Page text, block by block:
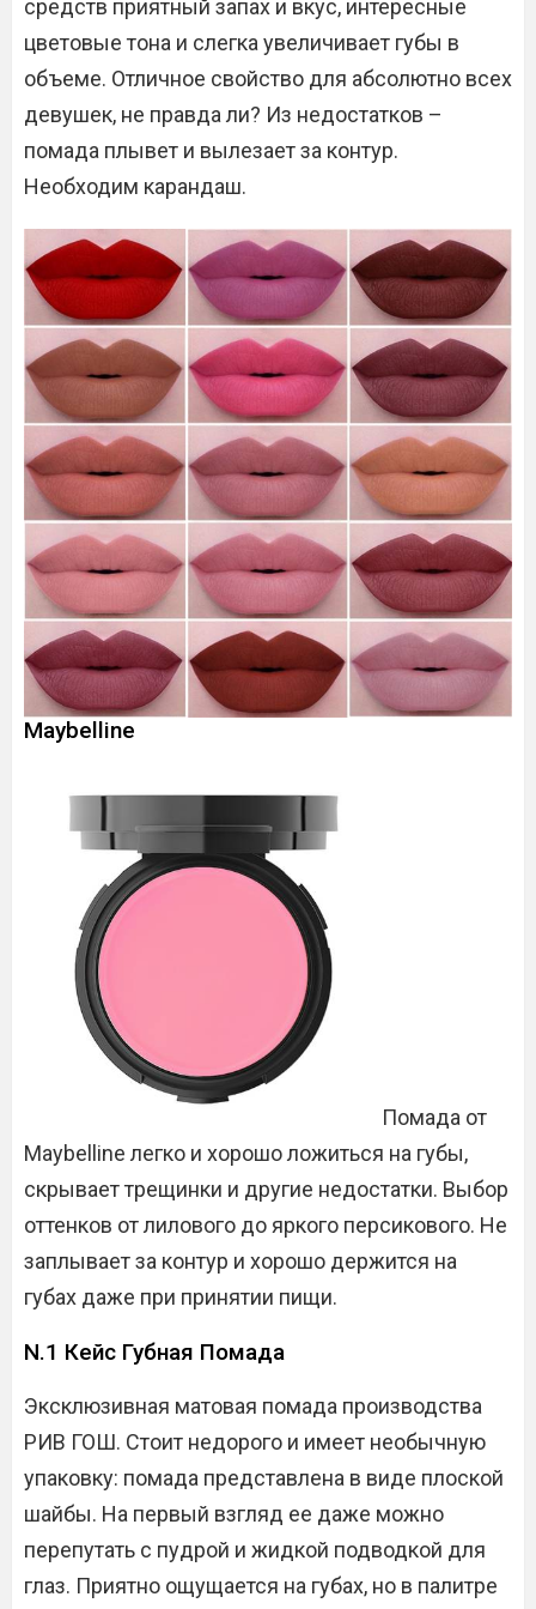
средств приятный запах и вкус, интересные
цветовые тона и слегка увеличивает губы в
объеме. Отличное свойство для абсолютно всех
девушек, не правда ли? Из недостатков –
помада плывет и вылезает за контур.
Необходим карандаш.
Maybelline
Помада от
Maybelline легко и хорошо ложиться на губы,
скрывает трещинки и другие недостатки. Выбор
оттенков от лилового до яркого персикового. Не
заплывает за контур и хорошо держится на
губах даже при принятии пищи.
N.1 Кейс Губная Помада
Эксклюзивная матовая помада производства
РИВ ГОШ. Стоит недорого и имеет необычную
упаковку: помада представлена в виде плоской
шайбы. На первый взгляд ее даже можно
перепутать с пудрой и жидкой подводкой для
глаз. Приятно ощущается на губах, но в палитре